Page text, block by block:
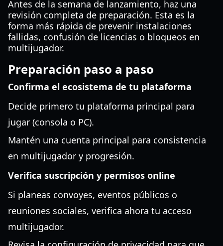
Antes de la semana de lanzamiento, haz una
revisión completa de preparación. Esta es la
forma más rápida de prevenir instalaciones
fallidas, confusión de licencias o bloqueos en
multijugador.
Preparación paso a paso
Confirma el ecosistema de tu plataforma
Decide primero tu plataforma principal para
jugar (consola o PC).
Mantén una cuenta principal para consistencia
en multijugador y progresión.
Verifica suscripción y permisos online
Si planeas convoyes, eventos públicos o
reuniones sociales, verifica ahora tu acceso
multijugador.